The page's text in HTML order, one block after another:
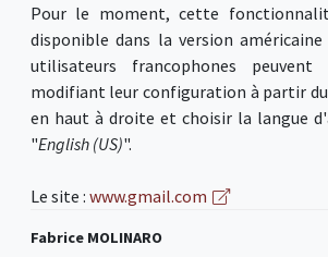
Pour le moment, cette
disponible dans la version
utilisateurs francophones
modifiant leur configuration à partir
en haut à droite et choisir la langue
"English (US)".
Le site : www.gmail.com
Fabrice MOLINARO